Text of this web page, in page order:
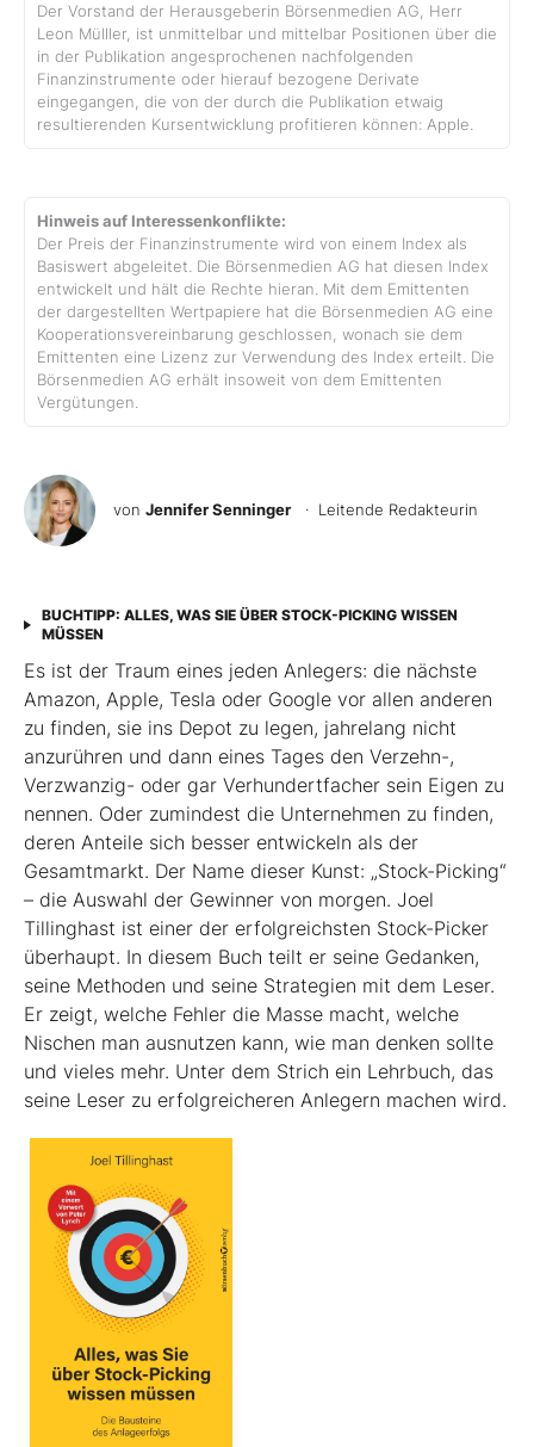
Der Vorstand der Herausgeberin Börsenmedien AG, Herr
Leon Mülller, ist unmittelbar und mittelbar Positionen über die
in der Publikation angesprochenen nachfolgenden
Finanzinstrumente oder hierauf bezogene Derivate
eingegangen, die von der durch die Publikation etwaig
resultierenden Kursentwicklung profitieren können: Apple.
Hinweis auf Interessenkonflikte:
Der Preis der Finanzinstrumente wird von einem Index als
Basiswert abgeleitet. Die Börsenmedien AG hat diesen Index
entwickelt und hält die Rechte hieran. Mit dem Emittenten
der dargestellten Wertpapiere hat die Börsenmedien AG eine
Kooperationsvereinbarung geschlossen, wonach sie dem
Emittenten eine Lizenz zur Verwendung des Index erteilt. Die
Börsenmedien AG erhält insoweit von dem Emittenten
Vergütungen.
von Jennifer Senninger · Leitende Redakteurin
BUCHTIPP: ALLES, WAS SIE ÜBER STOCK-PICKING WISSEN
MÜSSEN
Es ist der Traum eines jeden Anlegers: die nächste
Amazon, Apple, Tesla oder Google vor allen anderen
zu finden, sie ins Depot zu legen, jahrelang nicht
anzurühren und dann eines Tages den Verzehn-,
Verzwanzig- oder gar Verhundertfacher sein Eigen zu
nennen. Oder zumindest die Unternehmen zu finden,
deren Anteile sich besser entwickeln als der
Gesamtmarkt. Der Name dieser Kunst: „Stock-Picking“
– die Auswahl der Gewinner von morgen. Joel
Tillinghast ist einer der erfolgreichsten Stock-Picker
überhaupt. In diesem Buch teilt er seine Gedanken,
seine Methoden und seine Strategien mit dem Leser.
Er zeigt, welche Fehler die Masse macht, welche
Nischen man ausnutzen kann, wie man denken sollte
und vieles mehr. Unter dem Strich ein Lehrbuch, das
seine Leser zu erfolgreicheren Anlegern machen wird.